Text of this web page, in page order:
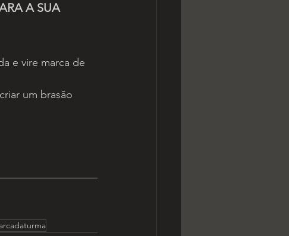
A SUA
e vire marca de
um brasão